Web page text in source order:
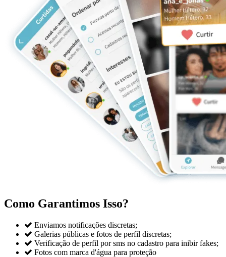
Como Garantimos Isso?
 Enviamos notificações discretas;
 Galerias públicas e fotos de perfil discretas;
 Verificação de perfil por sms no cadastro para inibir fakes;
 Fotos com marca d'água para proteção